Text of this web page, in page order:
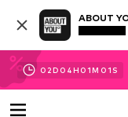
ABOUT
02D 04H 00M59S